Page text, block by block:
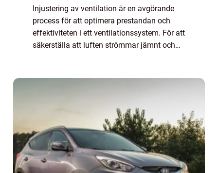
Injustering av ventilation är en avgörande
process för att optimera prestandan och
effektiviteten i ett ventilationssystem. För att
säkerställa att luften strömmar jämnt och